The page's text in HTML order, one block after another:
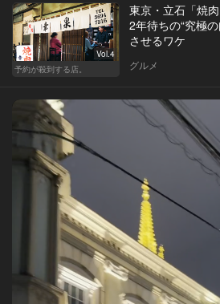
Vol.4
予約が殺到する店。
東京・立石「焼
2年待ちの“究極
させるワケ
グルメ